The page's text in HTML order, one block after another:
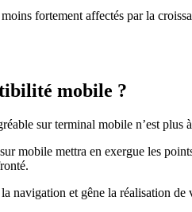
fortement affectés par la
mobile ?
sur terminal mobile n’est plus
mobile mettra en exergue les
navigation et gêne la réalisation de